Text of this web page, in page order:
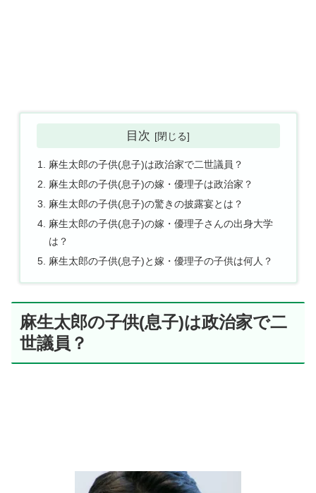
目次
麻生太郎の子供(息子)は政治家で二世議員？
麻生太郎の子供(息子)の嫁・優理子は政治家？
麻生太郎の子供(息子)の驚きの披露宴とは？
麻生太郎の子供(息子)の嫁・優理子さんの出身大学
は？
麻生太郎の子供(息子)と嫁・優理子の子供は何人？
麻生太郎の子供(息子)は政治家で二
世議員？